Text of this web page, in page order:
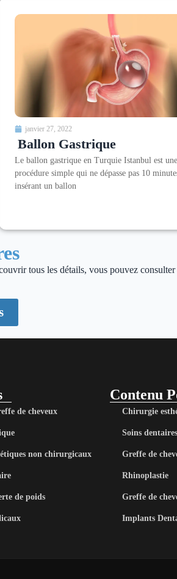
janvier 27, 2022
Ballon Gastrique
Le ballon gastrique en Turquie Istanbul est une
procédure simple qui ne dépasse pas 10
insérant un ballon
tous les détails, vous pouvez
de cheveux
non chirurgicaux
de poids
Contenu
Chirurgie
Soins dentaires
Greffe de
Rhinoplastie
Greffe de
Implants